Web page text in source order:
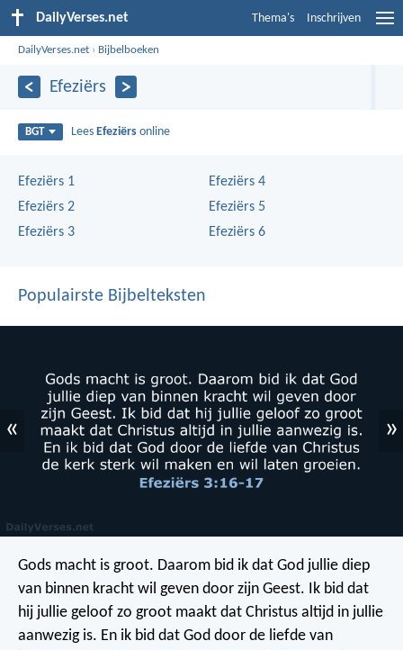
DailyVerses.net Thema's Inschrijven
DailyVerses.net › Bijbelboeken
Efeziërs
BGT Lees Efeziërs online
Efeziërs 1
Efeziërs 2
Efeziërs 3
Efeziërs 4
Efeziërs 5
Efeziërs 6
Populairste Bijbelteksten
« »
Gods macht is groot. Daarom bid ik dat God jullie diep
van binnen kracht wil geven door zijn Geest. Ik bid dat
hij jullie geloof zo groot maakt dat Christus altijd in jullie
aanwezig is. En ik bid dat God door de liefde van